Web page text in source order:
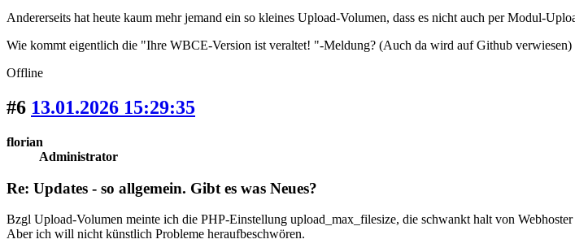
Andererseits hat heute kaum mehr jemand ein so kleines Upload-Volumen, dass es nicht auch per Modul-
Wie kommt eigentlich die "Ihre WBCE-Version ist veraltet! "-Meldung? (Auch da wird auf Github verwiesen)
Offline
#6 13.01.2026 15:29:35
florian
Administrator
Re: Updates - so allgemein. Gibt es was Neues?
Bzgl Upload-Volumen meinte ich die PHP-Einstellung upload_max_filesize, die schwankt halt von
Aber ich will nicht künstlich Probleme heraufbeschwören.